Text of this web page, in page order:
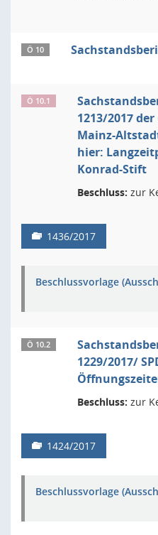
Ö 10
Ö 10.1
1213/2017
Mainz-
hier:
Konrad-Stift
Beschluss: zur
1436/2017
Beschlussvorlage
Ö 10.2
1229/2017/
Beschluss: zur
1424/2017
Beschlussvorlage